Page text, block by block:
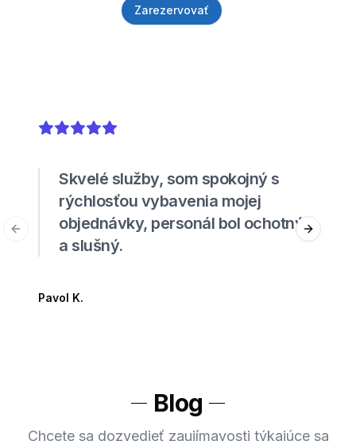
Zarezervovať
5out of 5 stars
Skvelé služby, som spokojný s
rýchlosťou vybavenia mojej
objednávky, personál bol ochotný
a slušný.
Pavol K.
Previous slide Next
Blog
Chcete sa dozvedieť zaujímavosti týkajúce sa